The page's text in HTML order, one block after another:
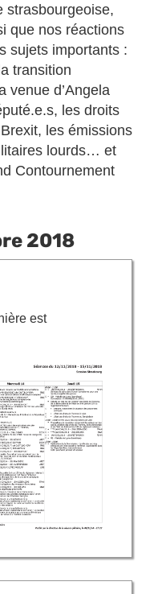
strasbourgeoise,
que nos réactions
sujets importants :
transition
venue d’Angela
les droits
les émissions
lourds… et
Contournement
2018
est